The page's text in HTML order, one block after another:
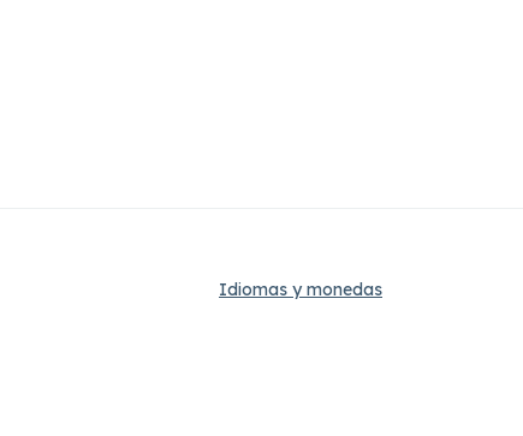
Idiomas y monedas